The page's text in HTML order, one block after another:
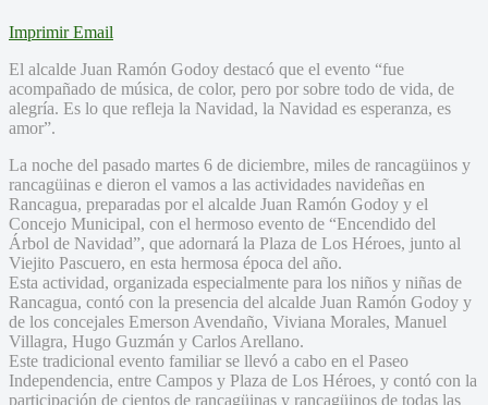
Imprimir Email
El alcalde Juan Ramón Godoy destacó que el evento “fue
acompañado de música, de color, pero por sobre todo de vida, de
alegría. Es lo que refleja la Navidad, la Navidad es esperanza, es
amor”.
La noche del pasado martes 6 de diciembre, miles de rancagüinos y
rancagüinas e dieron el vamos a las actividades navideñas en
Rancagua, preparadas por el alcalde Juan Ramón Godoy y el
Concejo Municipal, con el hermoso evento de “Encendido del
Árbol de Navidad”, que adornará la Plaza de Los Héroes, junto al
Viejito Pascuero, en esta hermosa época del año.
Esta actividad, organizada especialmente para los niños y niñas de
Rancagua, contó con la presencia del alcalde Juan Ramón Godoy y
de los concejales Emerson Avendaño, Viviana Morales, Manuel
Villagra, Hugo Guzmán y Carlos Arellano.
Este tradicional evento familiar se llevó a cabo en el Paseo
Independencia, entre Campos y Plaza de Los Héroes, y contó con la
participación de cientos de rancagüinas y rancagüinos de todas las